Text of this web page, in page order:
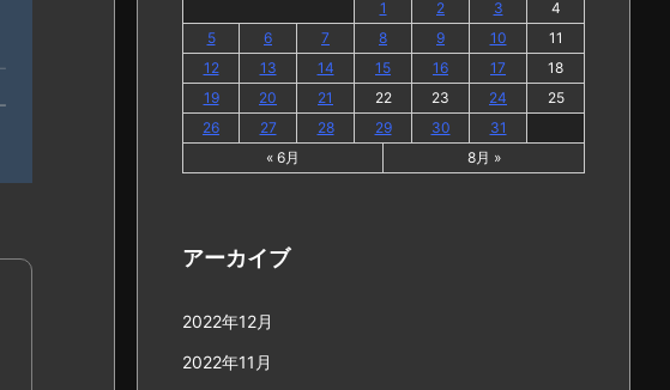
1
2 3
4
5
6 7 8 9 10
11
12
13 14 15 16 17
18
19
20 21 22 23 24
25
26
27 28 29 30
31
« 6月
8月 »
アーカイブ
2022年12月
2022年11月